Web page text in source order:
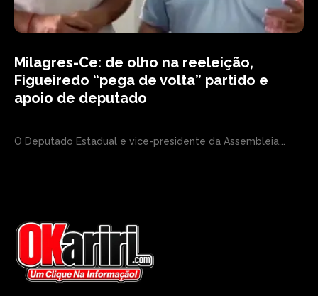
Milagres-Ce: de olho na reeleição,
Figueiredo “pega de volta” partido e
apoio de deputado
O Deputado Estadual e vice-presidente da Assembleia...